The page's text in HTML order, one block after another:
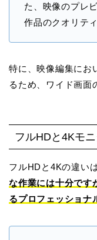
た、映像のプレ
作品のクオリテ
特に、映像編集にお
るため、ワイド画面
フルHDと4Kモ
フルHDと4Kの違い
な作業には十分です
るプロフェッショナ